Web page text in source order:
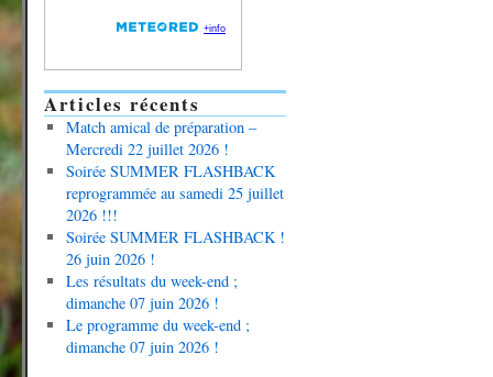
Articles récents
Match amical de préparation –
Mercredi 22 juillet 2026 !
Soirée SUMMER FLASHBACK
reprogrammée au samedi 25 juillet
2026 !!!
Soirée SUMMER FLASHBACK !
26 juin 2026 !
Les résultats du week-end ;
dimanche 07 juin 2026 !
Le programme du week-end ;
dimanche 07 juin 2026 !